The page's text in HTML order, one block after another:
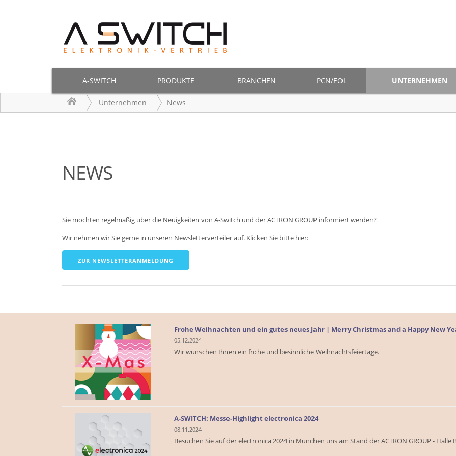
A-SWITCH PRODUKTE BRANCHEN PCN/EOL UNTERNEHMEN
Unternehmen News
NEWS
Sie möchten regelmäßig über die Neuigkeiten von A-Switch und der ACTRON GROUP informiert werden?
Wir nehmen wir Sie gerne in unseren Newsletterverteiler auf. Klicken Sie bitte hier:
ZUR NEWSLETTERANMELDUNG
Frohe Weihnachten und ein gutes neues Jahr | Merry Christmas and a Happy New
05.12.2024
Wir wünschen Ihnen ein frohe und besinnliche Weihnachtsfeiertage.
A-SWITCH: Messe-Highlight electronica 2024
08.11.2024
Besuchen Sie auf der electronica 2024 in München uns am Stand der ACTRON GROUP - Halle